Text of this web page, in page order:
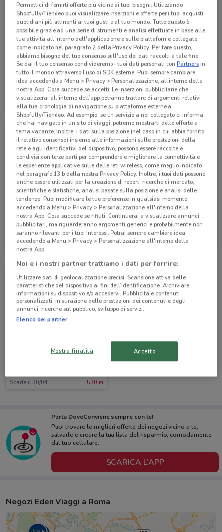
Eden Viaggi
Scade il 30/04 530 m
Eden Viaggi
Scade il 30/04
Eden Viaggi
Scade il 30/04 530 m
Eden Viaggi
Scade il 31/10
Scade il 30/04 530 m
Porta DoveConviene sempre con te!
Puoi trovare le migliori offerte dei negozi vicino a te,
salvarle e creare la tua lista del risparmio, comodamente
dal tuo cellulare.
SCARICA L’APP
Negozi Eden Viaggi a Roma
Permettici di fornirti offerte più vicine ai tuoi bisogni: Utilizzando
Shopfully/Tiendeo puoi visualizzare inserzioni e offerte per i tuoi acquisti
quotidiani più attinenti ai tuoi gusti e al tuo mondo. Tutto questo è
possibile grazie ad una serie di strumenti e analisi effettuate in base alle
tue attività all'interno dell'applicazione e sulle piattaforme collegate,
come indicato nel paragrafo 2 della Privacy Policy. Per fare questo,
abbiamo bisogno del tuo consenso sull'uso dei dati raccolti a tale fine.
Se dai il tuo consenso condivideremo i tuoi dati personali conPartnersin
tutto il mondo attraverso l’uso di SDK esterne. Puoi sempre cambiare
idea accedendo a Menu > Privacy > Personalizzazione, all’interno della
nostra App. Cosa succede se accetti: Le inserzioni pubblicitarie che
visualizzerai all'interno dell’app potranno trattare di argomenti relativi
alla tua cronologia di navigazione su piattaforme esterne a
Shopfully/Tiendeo. Ad esempio, se un servizio a noi collegato ci informa
che hai navigato in un sito di viaggi, potremo mostrarti delle offerte a
tema vacanze. Inoltre, i dati sulla posizione (nel caso in cui abbia fornito
il relativo consenso) insieme alle informazioni sulle prestazioni della
rete e agli identificativi del dispositivo, possono essere raccolte e
condivisi con terze parti per comprendere e migliorare la connettività e
le esperienze applicative sulle delle reti wireless, come meglio indicato
nel paragrafo 13.b della nostra Privacy Policy. Inoltre, i tuoi dati possono
anche essere utilizzati per la creazione di report, ricerche di mercato,
scientifiche e statistiche, analisi basate sulla posizione e analisi delle
tendenze. Puoi modificare le tue preferenze in qualsiasi momento
accedendo a Menu > Privacy > Personalizzazione all'interno della
nostra App. Cosa succede se rifiuti: Continuerai a visualizzare annunci
pubblicitari, ma riguarderanno argomenti generici e probabilmente non
saranno rilevanti per i tuoi interessi. Potrai sempre cambiare idea
accedendo a Menu > Privacy > Personalizzazione all'interno della
nostra App.
Noi e i nostri partner trattiamo i dati per fornire:
Utilizzare dati di geolocalizzazione precisi. Scansione attiva delle
caratteristiche del dispositivo ai fini dell’identificazione. Archiviare
informazioni su dispositivo e/o accedervi. Pubblicità e contenuti
personalizzati, misurazione delle prestazioni dei contenuti e degli
annunci, ricerche sul pubblico, sviluppo di servizi.
Elenco dei partner
Mostra finalità Accetto